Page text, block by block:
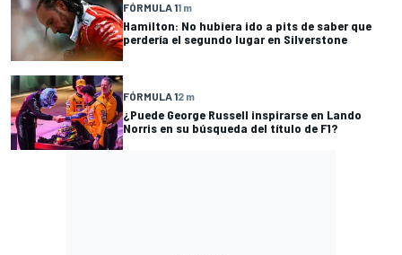
FÓRMULA 11 m
Hamilton: No hubiera ido a pits de saber que
perdería el segundo lugar en Silverstone
FÓRMULA 12 m
¿Puede George Russell inspirarse en Lando
Norris en su búsqueda del título de F1?